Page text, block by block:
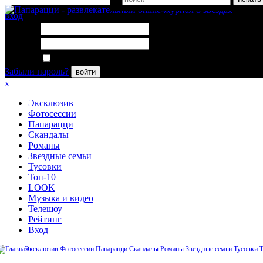
вход
Забыли пароль?
войти
x
Эксклюзив
Фотосессии
Папарацци
Скандалы
Романы
Звездные семьи
Тусовки
Топ-10
LOOK
Музыка и видео
Телешоу
Рейтинг
Вход
Эксклюзив Фотосессии Папарацци Скандалы Романы Звездные семьи Тусовки